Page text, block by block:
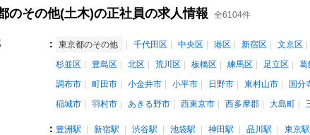
のその他(土木)の正社員の求人情報 全6104件
： 東京都のその他 千代田区 中央区 港区 新宿区 文京区
杉並区
豊島区 北区 荒川区 板橋区 練馬区 足立区 葛
調布市
町田市 小金井市 小平市 日野市 東村山市 国分
稲城市
羽村市 あきる野市 西東京市 西多摩郡 大島町
： 豊洲駅 新宿駅 渋谷駅 池袋駅 神田駅 品川駅 東京駅